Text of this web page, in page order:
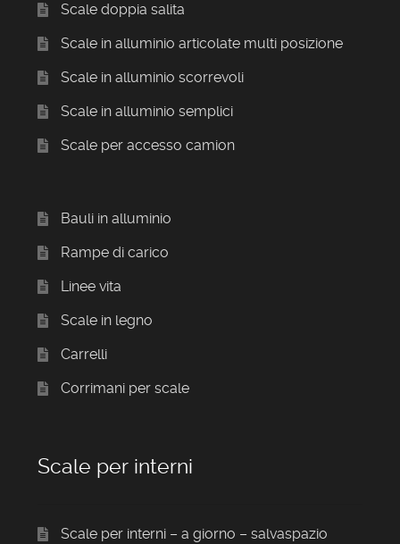
Scale doppia salita
Scale in alluminio articolate multi posizione
Scale in alluminio scorrevoli
Scale in alluminio semplici
Scale per accesso camion
Bauli in alluminio
Rampe di carico
Linee vita
Scale in legno
Carrelli
Corrimani per scale
Scale per interni
Scale per interni – a giorno – salvaspazio